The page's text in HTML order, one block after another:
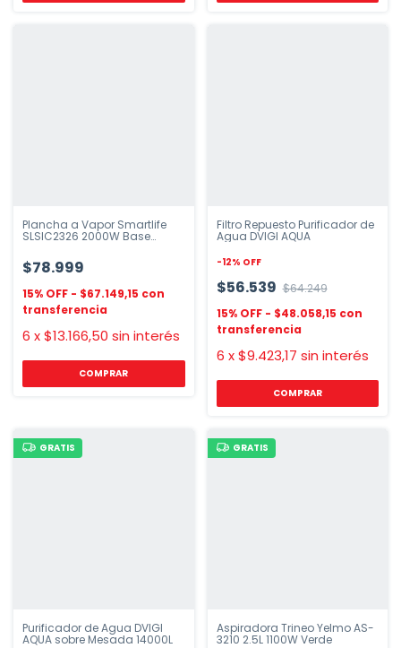
Plancha a Vapor Smartlife
SLSIC2326 2000W Base
$78.999
$67.149,15
6 x$13.166,50 sin interés
Filtro Repuesto Purificador de
Agua DVIGI AQUA
-12% OFF
$56.539 $64.249
$48.058,15
6 x$9.423,17 sin interés
GRATIS
Purificador de Agua DVIGI
AQUA sobre Mesada 14000L
GRATIS
Aspiradora Trineo Yelmo AS-
3210 2.5L 1100W Verde